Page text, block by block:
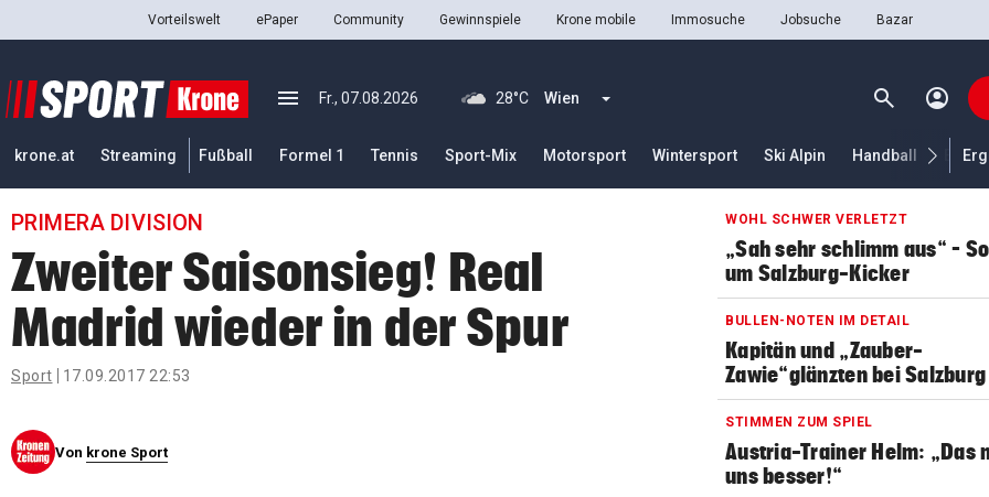
closeSchließen
Abonnieren
pin_drop
bookmark
search
Suchbegriff
Vorteilswelt ePaper Community Gewinnspiele Krone mobile Immosuche Jobsuche Bazar
menu Menü aufklappen
Fr., 07.08.2026 28°C Wien Menü aufklappen search Suchen
account_circle
krone.at Streaming Fußball Formel 1 Tennis Sport-Mix Motorsport Wintersport Ski Alpin Handball
PRIMERA DIVISION
Zweiter Saisonsieg! Real
Madrid wieder in der Spur
Sport 17.09.2017 22:53
Von krone Sport
WOHL SCHWER VERLETZT
„Sah sehr schlimm aus“ –
um Salzburg-Kicker
BULLEN-NOTEN IM DETAIL
Kapitän und „Zauber-
Zawie“glänzten bei Salzburg
STIMMEN ZUM SPIEL
Austria-Trainer Helm: „Das
uns besser!“